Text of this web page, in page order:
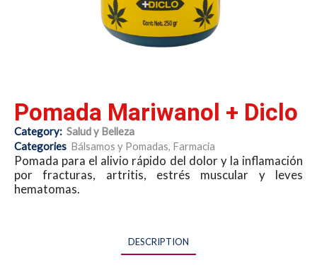
Pomada Mariwanol + Diclo
Category: Salud y Belleza
Categories Bálsamos y Pomadas, Farmacia
Pomada para el alivio rápido del dolor y la inflamación
por fracturas, artritis, estrés muscular y leves
hematomas.
DESCRIPTION